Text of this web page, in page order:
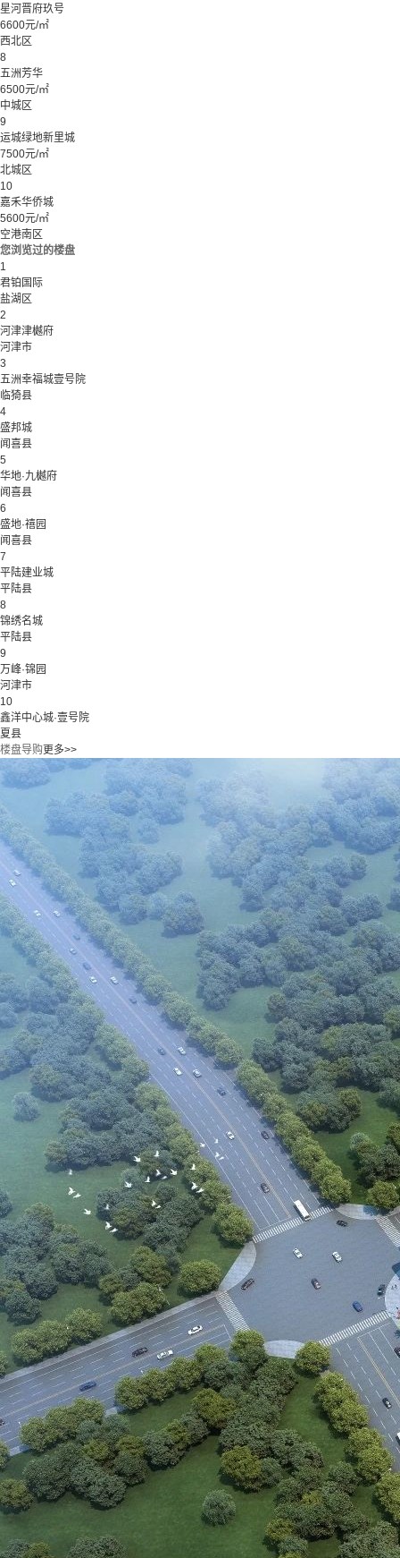
星河晋府玖号
6600元/㎡
西北区
8
五洲芳华
6500元/㎡
中城区
9
运城绿地新里城
7500元/㎡
北城区
10
嘉禾华侨城
5600元/㎡
空港南区
您浏览过的楼盘
1
君铂国际
盐湖区
2
河津津樾府
河津市
3
五洲幸福城壹号院
临猗县
4
盛邦城
闻喜县
5
华地·九樾府
闻喜县
6
盛地·禧园
闻喜县
7
平陆建业城
平陆县
8
锦绣名城
平陆县
9
万峰·锦园
河津市
10
鑫洋中心城·壹号院
夏县
楼盘导购更多>>